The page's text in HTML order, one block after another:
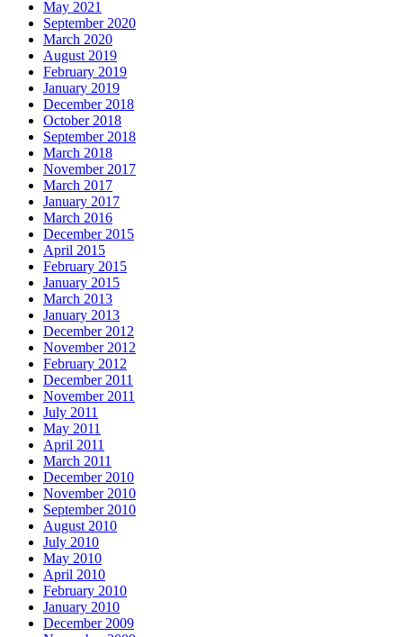
May 2021
September 2020
March 2020
August 2019
February 2019
January 2019
December 2018
October 2018
September 2018
March 2018
November 2017
March 2017
January 2017
March 2016
December 2015
April 2015
February 2015
January 2015
March 2013
January 2013
December 2012
November 2012
February 2012
December 2011
November 2011
July 2011
May 2011
April 2011
March 2011
December 2010
November 2010
September 2010
August 2010
July 2010
May 2010
April 2010
February 2010
January 2010
December 2009